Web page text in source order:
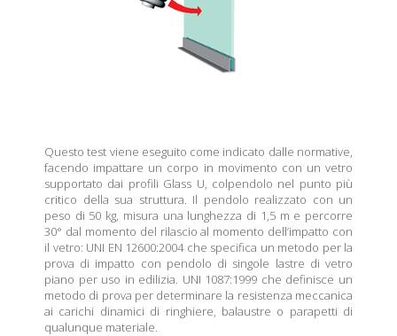
Questo test viene eseguito come indicato dalle normative,
facendo impattare un corpo in movimento con un vetro
supportato dai profili Glass U, colpendolo nel punto più
critico della sua struttura. Il pendolo realizzato con un
peso di 50 kg, misura una lunghezza di 1,5 m e percorre
30° dal momento del rilascio al momento dell’impatto con
il vetro: UNI EN 12600:2004 che specifica un metodo per la
prova di impatto con pendolo di singole lastre di vetro
piano per uso in edilizia. UNI 1087:1999 che definisce un
metodo di prova per determinare la resistenza meccanica
ai carichi dinamici di ringhiere, balaustre o parapetti di
qualunque materiale.